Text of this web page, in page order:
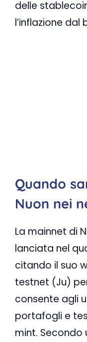
delle
l’inflazione dal
Quando
Nuon nei
La mainnet di
lanciata nel
citando il suo
testnet (Ju)
consente agli
portafogli e
mint. Secondo